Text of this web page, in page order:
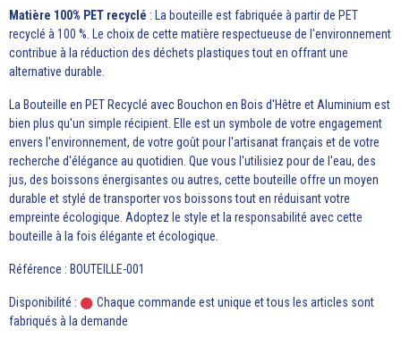
Matière 100% PET recyclé : La bouteille est fabriquée à partir de PET
recyclé à 100 %. Le choix de cette matière respectueuse de l'environnement
contribue à la réduction des déchets plastiques tout en offrant une
alternative durable.
La Bouteille en PET Recyclé avec Bouchon en Bois d'Hêtre et Aluminium est
bien plus qu'un simple récipient. Elle est un symbole de votre engagement
envers l'environnement, de votre goût pour l'artisanat français et de votre
recherche d'élégance au quotidien. Que vous l'utilisiez pour de l'eau, des
jus, des boissons énergisantes ou autres, cette bouteille offre un moyen
durable et stylé de transporter vos boissons tout en réduisant votre
empreinte écologique. Adoptez le style et la responsabilité avec cette
bouteille à la fois élégante et écologique.
Référence : BOUTEILLE-001
Disponibilité :
Chaque commande est unique et tous les articles sont
fabriqués à la demande